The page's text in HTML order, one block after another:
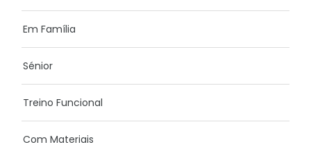
Em Família
Sénior
Treino Funcional
Com Materiais